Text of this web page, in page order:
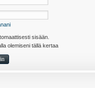
sisään.
olemiseni tällä kertaa